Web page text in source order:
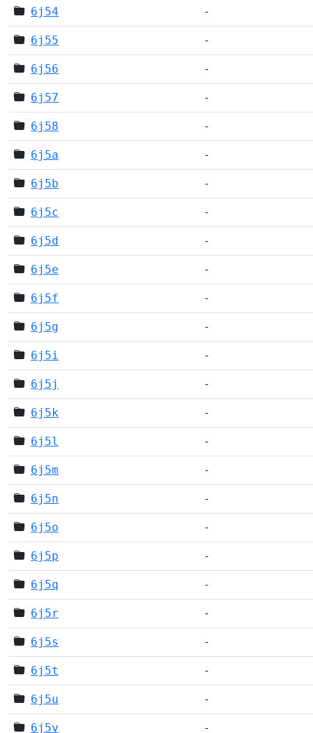
6j54 -
6j55 -
6j56 -
6j57 -
6j58 -
6j5a -
6j5b -
6j5c -
6j5d -
6j5e -
6j5f -
6j5g -
6j5i -
6j5j -
6j5k -
6j5l -
6j5m -
6j5n -
6j5o -
6j5p -
6j5q -
6j5r -
6j5s -
6j5t -
6j5u -
6j5v -